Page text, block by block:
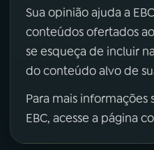
Sua opinião ajuda a
conteúdos ofertados
se esqueça de incluir
do conteúdo alvo de
Para mais informações
EBC, acesse a página